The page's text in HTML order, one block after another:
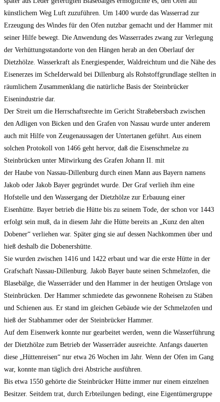
künstlichem Weg Luft zuzuführen. Um 1400 wurde das Wasserrad zur
Erzeugung des Windes für den Ofen nutzbar gemacht und der Hammer mit
seiner Hilfe bewegt. Die Anwendung des Wasserrades zwang zur Verlegung
der Verhüttungsstandorte von den Hängen herab an den Oberlauf der
Dietzhölze. Wasserkraft als Energiespender, Waldreichtum und die Nähe des
Eisenerzes im ScheIderwald bei Dillenburg als Rohstoffgrundlage stellten in
räumlichem Zusammenklang die natürliche Basis der Steinbrücker
Eisenindustrie dar.
Der Streit um die Herrschaftsrechte im Gericht Straßebersbach zwischen
den Adligen von Bicken und den Grafen von Nassau wurde unter anderem
auch mit Hilfe von Zeugenaussagen der Untertanen geführt. Aus einem
solchen Protokoll von 1466 geht hervor, daß die Eisenschmelze zu
Steinbrücken unter Mitwirkung des Grafen Johann II. mit
der Haube von Nassau-Dillenburg durch einen Mann aus Bayern namens
Jakob oder Jakob Bayer gegründet wurde. Der Graf verlieh ihm eine
Hofstelle und den Wassergang der Dietzhölze zur Erbauung einer
Eisenhütte. Bayer betrieb die Hütte bis zu seinem Tode, der schon vor 1443
erfolgt sein muß, da in diesem Jahr die Hütte bereits an „Kunz den alten
Dobener“ verliehen war. Später ging sie auf dessen Nachkommen über und
hieß deshalb die Dobenershütte.
Sie wurden zwischen 1416 und 1422 erbaut und war die erste Hütte in der
Grafschaft Nassau-Dillenburg. Jakob Bayer baute seinen Schmelzofen, die
Blasebälge, die Wasserräder und den Hammer in der heutigen Ortslage von
Steinbrücken. Der Hammer schmiedete das gewonnene Roheisen zu Stäben
und Schienen aus. Er stand im gleichen Gebäude wie der Schmelzofen und
hieß der Stabhammer oder der Steinbrücker Hammer.
Auf dem Eisenwerk konnte nur gearbeitet werden, wenn die Wasserführung
der Dietzhölze zum Betrieb der Wasserräder ausreichte. Anfangs dauerten
diese „Hüttenreisen“ nur etwa 26 Wochen im Jahr. Wenn der Ofen im Gang
war, konnte man täglich drei Abstriche ausführen.
Bis etwa 1550 gehörte die Steinbrücker Hütte immer nur einem einzelnen
Besitzer. Seitdem trat, durch Erbteilungen bedingt, eine Eigentümergruppe